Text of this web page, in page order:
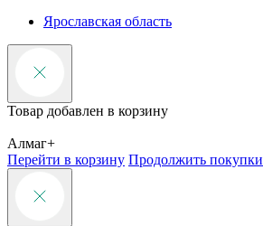
Ярославская область
Товар добавлен в корзину
Алмаг+
Перейти в корзину Продолжить покупки